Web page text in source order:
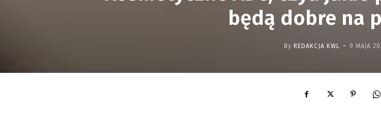
będą dobre na
By REDAKCJA KWL - 9 MAJA